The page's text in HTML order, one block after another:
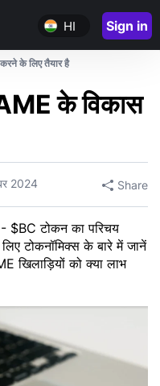
HI Sign in
के लिए तैयार है
के विकास
2024 Share
$BC टोकन का परिचय
टोकनॉमिक्स के बारे में जानें
खिलाड़ियों को क्या लाभ